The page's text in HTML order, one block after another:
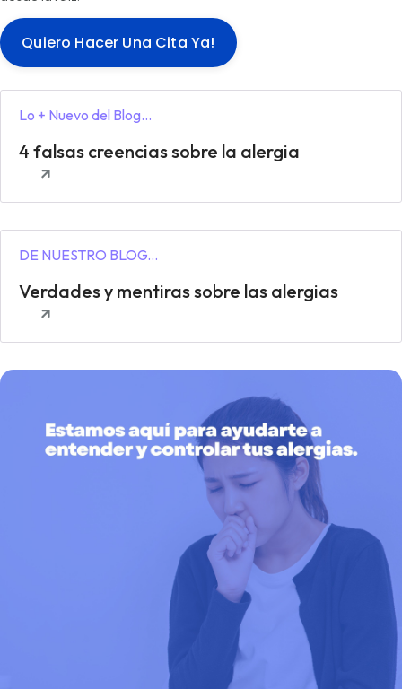
Quiero Hacer Una Cita Ya!
Lo + Nuevo del Blog...
4 falsas creencias sobre la alergia
DE NUESTRO BLOG...
Verdades y mentiras sobre las alergias